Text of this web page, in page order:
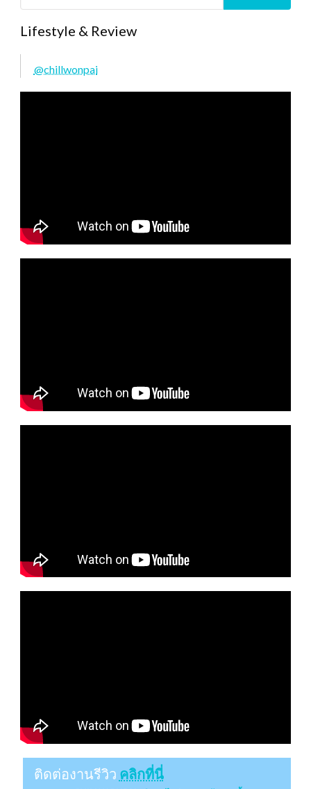
Lifestyle & Review
@chillwonpai
ติดต่องานรีวิว คลิกที่นี่